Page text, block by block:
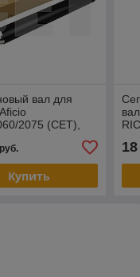
вал для
2075 (CET),
Купить
18